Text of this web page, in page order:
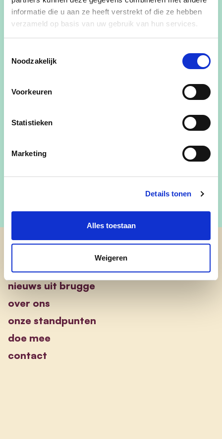
informatie die u aan ze heeft verstrekt of die ze hebben
verzameld op basis van uw gebruik van hun services.
Noodzakelijk
Voorkeuren
Statistieken
Marketing
Details tonen
Alles toestaan
Weigeren
Het Bijzonder Comité voor de
Sociale Dienst kan:
kan gaan over: leefloon, huurwaarborg,
advies geven over het gemeente- of OCMW-
nieuws uit brugge
over ons
onze standpunten
doe mee
contact